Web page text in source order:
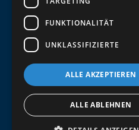
Abschicken
FUNKTIONALITÄT
UNKLASSIFIZIERTE
ALLE AKZEPTIEREN
ALLE ABLEHNEN